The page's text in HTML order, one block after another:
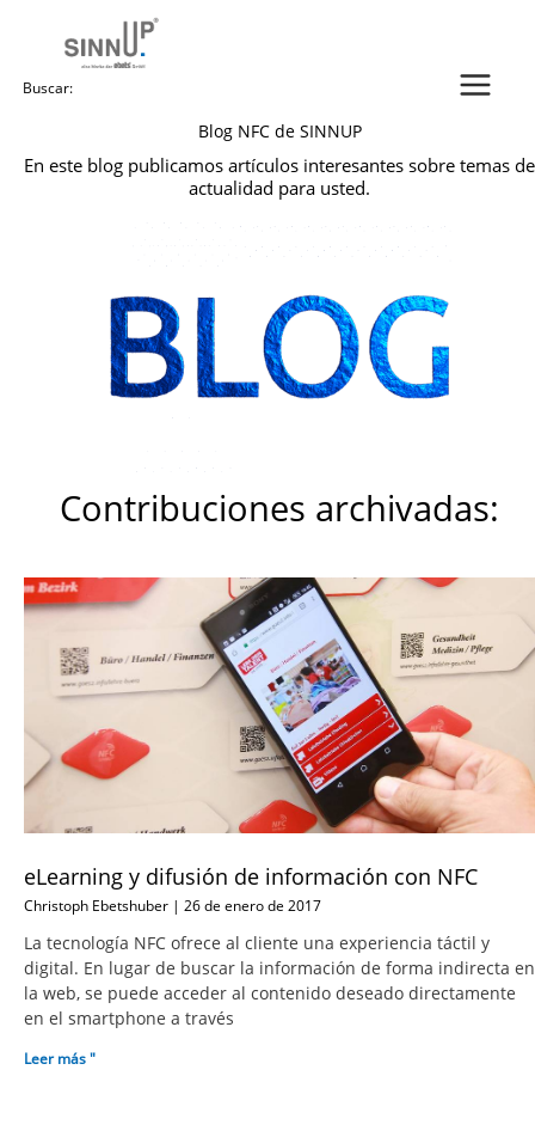
Buscar:
Blog NFC de SINNUP
En este blog publicamos artículos interesantes sobre temas de
actualidad para usted.
Contribuciones archivadas:
eLearning y difusión de información con NFC
Christoph Ebetshuber 26 de enero de 2017
La tecnología NFC ofrece al cliente una experiencia táctil y
digital. En lugar de buscar la información de forma indirecta en
la web, se puede acceder al contenido deseado directamente
en el smartphone a través
Leer más "